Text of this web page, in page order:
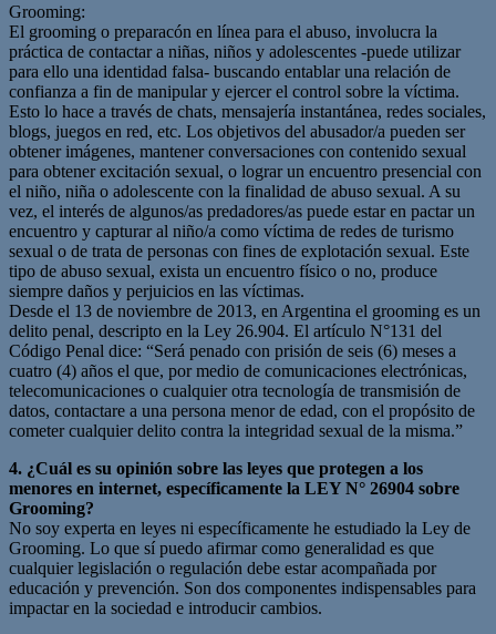
Grooming:
El grooming o preparacón en línea para el abuso, involucra la
práctica de contactar a niñas, niños y adolescentes -puede utilizar
para ello una identidad falsa- buscando entablar una relación de
confianza a fin de manipular y ejercer el control sobre la víctima.
Esto lo hace a través de chats, mensajería instantánea, redes sociales,
blogs, juegos en red, etc. Los objetivos del abusador/a pueden ser
obtener imágenes, mantener conversaciones con contenido sexual
para obtener excitación sexual, o lograr un encuentro presencial con
el niño, niña o adolescente con la finalidad de abuso sexual. A su
vez, el interés de algunos/as predadores/as puede estar en pactar un
encuentro y capturar al niño/a como víctima de redes de turismo
sexual o de trata de personas con fines de explotación sexual. Este
tipo de abuso sexual, exista un encuentro físico o no, produce
siempre daños y perjuicios en las víctimas.
Desde el 13 de noviembre de 2013, en Argentina el grooming es un
delito penal, descripto en la Ley 26.904. El artículo N°131 del
Código Penal dice: “Será penado con prisión de seis (6) meses a
cuatro (4) años el que, por medio de comunicaciones electrónicas,
telecomunicaciones o cualquier otra tecnología de transmisión de
datos, contactare a una persona menor de edad, con el propósito de
cometer cualquier delito contra la integridad sexual de la misma.”
4. ¿Cuál es su opinión sobre las leyes que protegen a los
menores en internet, específicamente la LEY N° 26904 sobre
Grooming?
No soy experta en leyes ni específicamente he estudiado la Ley de
Grooming. Lo que sí puedo afirmar como generalidad es que
cualquier legislación o regulación debe estar acompañada por
educación y prevención. Son dos componentes indispensables para
impactar en la sociedad e introducir cambios.